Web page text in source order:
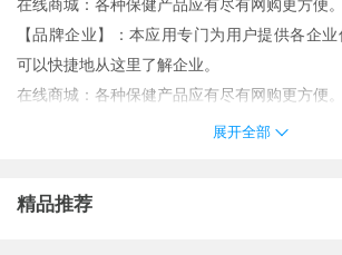
【品牌企业】：本应用专门为用户提供各企
可以快捷地从这里了解企业。
在线商城：各种保健产品应有尽有网购更方便。
【朋友圈】：随时发布话题讨论形成同行商圈
意见及建议反馈：sales@cn
展开全部
精品推荐